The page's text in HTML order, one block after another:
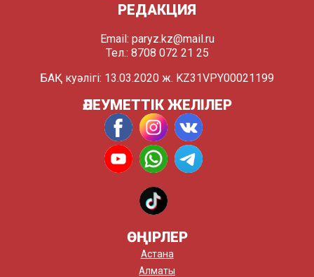
РЕДАКЦИЯ
Email: paryz.kz@mail.ru
Тел.: 8708 072 21 25
БАҚ куәлігі: 13.03.2020 ж. KZ31VPY00021199
ӘЛЕУМЕТТІК ЖЕЛІЛЕР
ӨҢІРЛЕР
Астана
Алматы